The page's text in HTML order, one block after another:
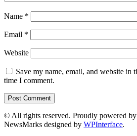
Name *
Email *
Website
Save my name, email, and website in
time I comment.
© All rights reserved. Proudly powered
NewsMarks designed by WPInterface.